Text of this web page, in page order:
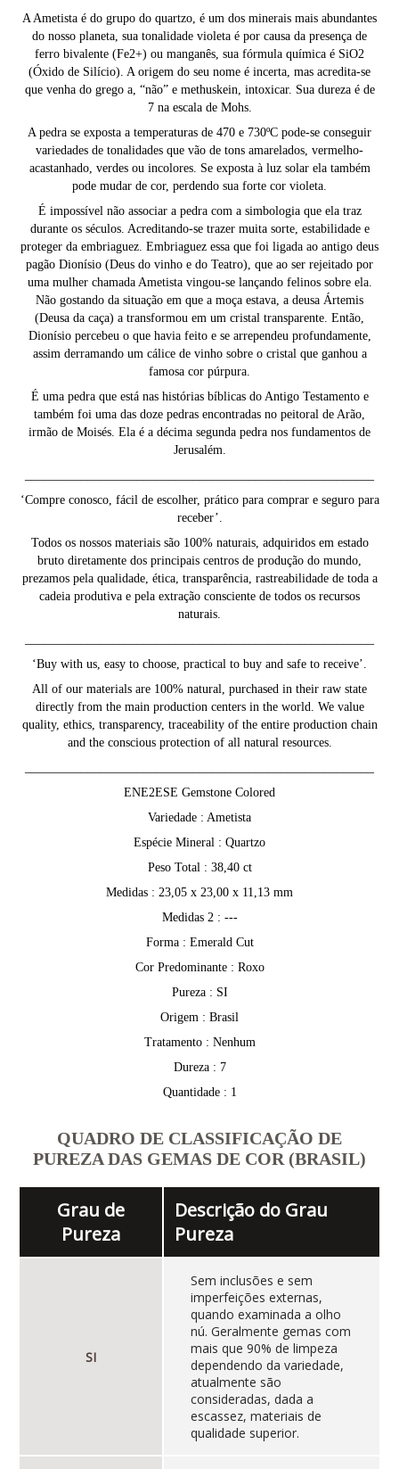
A Ametista é do grupo do quartzo, é um dos minerais mais abundantes
do nosso planeta, sua tonalidade violeta é por causa da presença de
ferro bivalente (Fe2+) ou manganês, sua fórmula química é SiO2
(Óxido de Silício). A origem do seu nome é incerta, mas acredita-se
que venha do grego a, “não” e methuskein, intoxicar. Sua dureza é de
7 na escala de Mohs.
A pedra se exposta a temperaturas de 470 e 730ºC pode-se conseguir
variedades de tonalidades que vão de tons amarelados, vermelho-
acastanhado, verdes ou incolores. Se exposta à luz solar ela também
pode mudar de cor, perdendo sua forte cor violeta.
É impossível não associar a pedra com a simbologia que ela traz
durante os séculos. Acreditando-se trazer muita sorte, estabilidade e
proteger da embriaguez. Embriaguez essa que foi ligada ao antigo deus
pagão Dionísio (Deus do vinho e do Teatro), que ao ser rejeitado por
uma mulher chamada Ametista vingou-se lançando felinos sobre ela.
Não gostando da situação em que a moça estava, a deusa Ártemis
(Deusa da caça) a transformou em um cristal transparente. Então,
Dionísio percebeu o que havia feito e se arrependeu profundamente,
assim derramando um cálice de vinho sobre o cristal que ganhou a
famosa cor púrpura.
É uma pedra que está nas histórias bíblicas do Antigo Testamento e
também foi uma das doze pedras encontradas no peitoral de Arão,
irmão de Moisés. Ela é a décima segunda pedra nos fundamentos de
Jerusalém.
‘Compre conosco, fácil de escolher, prático para comprar e seguro para
receber’.
Todos os nossos materiais são 100% naturais, adquiridos em estado
bruto diretamente dos principais centros de produção do mundo,
prezamos pela qualidade, ética, transparência, rastreabilidade de toda a
cadeia produtiva e pela extração consciente de todos os recursos
naturais.
‘Buy with us, easy to choose, practical to buy and safe to receive’.
All of our materials are 100% natural, purchased in their raw state
directly from the main production centers in the world. We value
quality, ethics, transparency, traceability of the entire production chain
and the conscious protection of all natural resources.
ENE2ESE Gemstone Colored
Variedade : Ametista
Espécie Mineral : Quartzo
Peso Total : 38,40 ct
Medidas : 23,05 x 23,00 x 11,13 mm
Medidas 2 : ---
Forma : Emerald Cut
Cor Predominante : Roxo
Pureza : SI
Origem : Brasil
Tratamento : Nenhum
Dureza : 7
Quantidade : 1
QUADRO DE CLASSIFICAÇÃO DE
PUREZA DAS GEMAS DE COR (BRASIL)
Grau de
Pureza
Descrição do Grau
Pureza
SI
Sem inclusões e sem
imperfeições externas,
quando examinada a olho
nú. Geralmente gemas com
mais que 90% de limpeza
dependendo da variedade,
atualmente são
consideradas, dada a
escassez, materiais de
qualidade superior.